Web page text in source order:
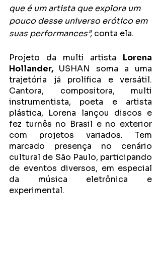
que é um artista que explora um
pouco desse universo erótico em
suas performances”, conta ela.
Projeto da multi artista Lorena
Hollander, USHAN soma a uma
trajetória já prolífica e versátil.
Cantora, compositora, multi
instrumentista, poeta e artista
plástica, Lorena lançou discos e
fez turnês no Brasil e no exterior
com projetos variados. Tem
marcado presença no cenário
cultural de São Paulo, participando
de eventos diversos, em especial
da música eletrônica e
experimental.